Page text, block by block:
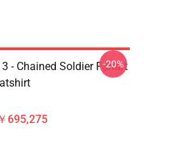
- Chained Soldier Fanart
695,275
-20%